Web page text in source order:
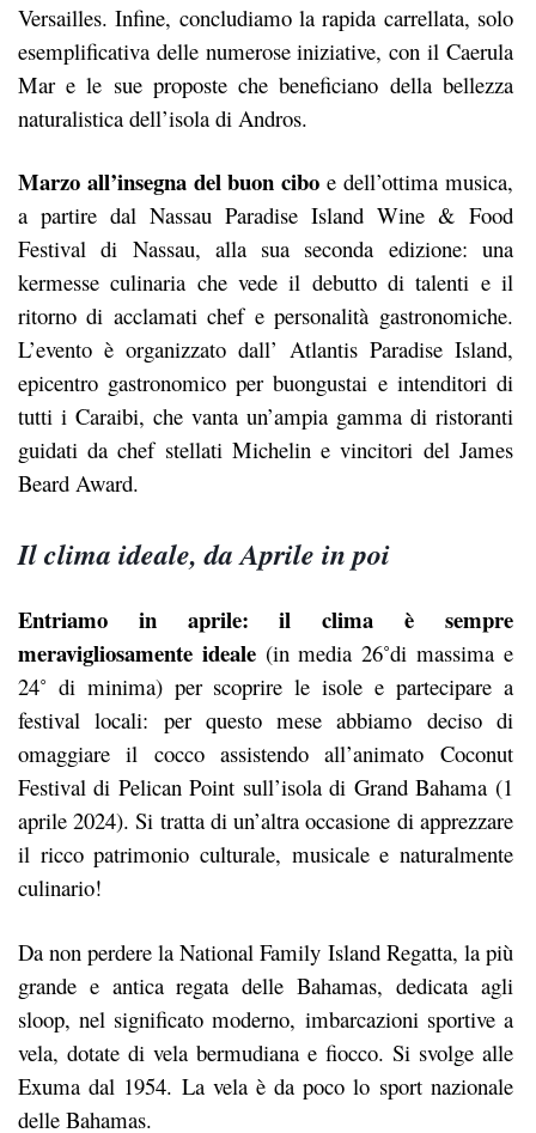
Versailles. Infine, concludiamo la rapida carrellata, solo
esemplificativa delle numerose iniziative, con il Caerula
Mar e le sue proposte che beneficiano della bellezza
naturalistica dell’isola di Andros.
Marzo all’insegna del buon cibo e dell’ottima musica,
a partire dal Nassau Paradise Island Wine & Food
Festival di Nassau, alla sua seconda edizione: una
kermesse culinaria che vede il debutto di talenti e il
ritorno di acclamati chef e personalità gastronomiche.
L’evento è organizzato dall’ Atlantis Paradise Island,
epicentro gastronomico per buongustai e intenditori di
tutti i Caraibi, che vanta un’ampia gamma di ristoranti
guidati da chef stellati Michelin e vincitori del James
Beard Award.
Il clima ideale, da Aprile in poi
Entriamo in aprile: il clima è sempre
meravigliosamente ideale(in media 26˚di massima e
24˚ di minima) per scoprire le isole e partecipare a
festival locali: per questo mese abbiamo deciso di
omaggiare il cocco assistendo all’animato Coconut
Festival di Pelican Point sull’isola di Grand Bahama (1
aprile 2024). Si tratta di un’altra occasione di apprezzare
il ricco patrimonio culturale, musicale e naturalmente
culinario!
Da non perdere la National Family Island Regatta, la più
grande e antica regata delle Bahamas, dedicata agli
sloop, nel significato moderno, imbarcazioni sportive a
vela, dotate di vela bermudiana e fiocco. Si svolge alle
Exuma dal 1954. La vela è da poco lo sport nazionale
delle Bahamas.